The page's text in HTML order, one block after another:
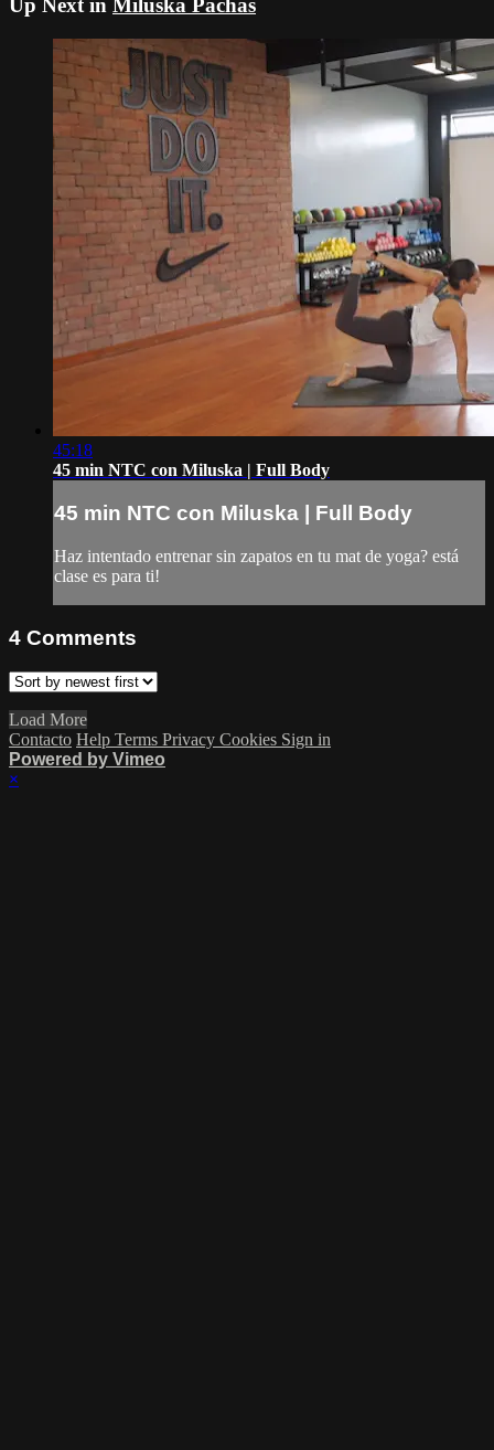
Up Next in Miluska Pachas
45:18
45 min NTC con Miluska | Full Body
45 min NTC con Miluska | Full Body
Haz intentado entrenar sin zapatos en tu mat de yoga? está
clase es para ti!
4 Comments
Load More
Contacto Help Terms Privacy Cookies Sign in
Powered by Vimeo
×